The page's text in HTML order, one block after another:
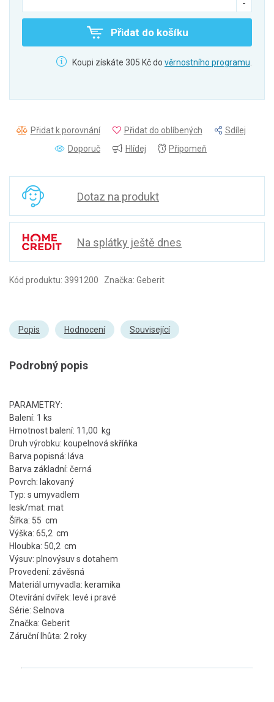
Přidat do košíku
Koupi získáte 305 Kč do věrnostního programu
Přidat k porovnání Přidat do oblíbených
Sdílej
Doporuč
Hlídej Připomeň
Dotaz na produkt
Na splátky ještě dnes
Kód produktu: 3991200 Značka: Geberit
Popis Hodnocení Související
Podrobný popis
PARAMETRY:
Balení: 1 ks
Hmotnost balení: 11,00 kg
Druh výrobku: koupelnová skříňka
Barva popisná: láva
Barva základní: černá
Povrch: lakovaný
Typ: s umyvadlem
lesk/mat: mat
Šířka: 55 cm
Výška: 65,2 cm
Hloubka: 50,2 cm
Výsuv: plnovýsuv s dotahem
Provedení: závěsná
Materiál umyvadla: keramika
Otevírání dvířek: levé i pravé
Série: Selnova
Značka: Geberit
Záruční lhůta: 2 roky